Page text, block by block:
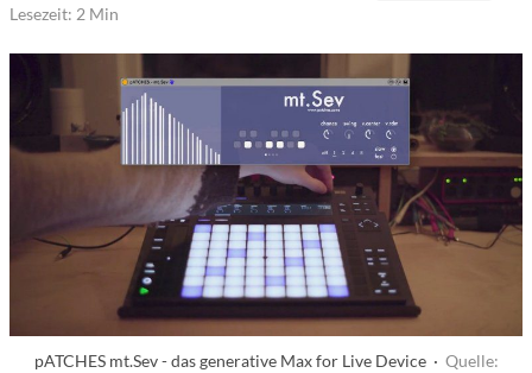
Lesezeit: 2 Min
pATCHES mt.Sev - das generative Max for Live Device · Quelle: